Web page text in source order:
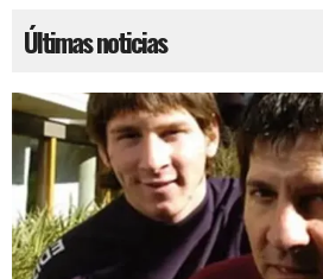
Últimas noticias